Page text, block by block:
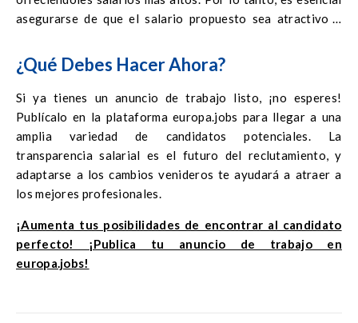
asegurarse de que el salario propuesto sea atractivo y
mercado de candidatos, y competir con éxito por el talento
es clave para el éxito!
¿Qué Debes Hacer Ahora?
Si ya tienes un anuncio de trabajo listo, ¡no esperes!
Publícalo en la plataforma europa.jobs para llegar a una
amplia variedad de candidatos potenciales. La
transparencia salarial es el futuro del reclutamiento, y
adaptarse a los cambios venideros te ayudará a atraer a
los mejores profesionales.
¡Aumenta tus posibilidades de encontrar al candidato
perfecto! ¡Publica tu anuncio de trabajo en
europa.jobs!